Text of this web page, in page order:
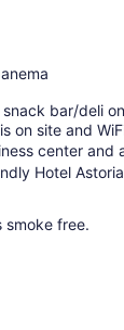
bar/deli
on site and
center
Hotel
smoke free.